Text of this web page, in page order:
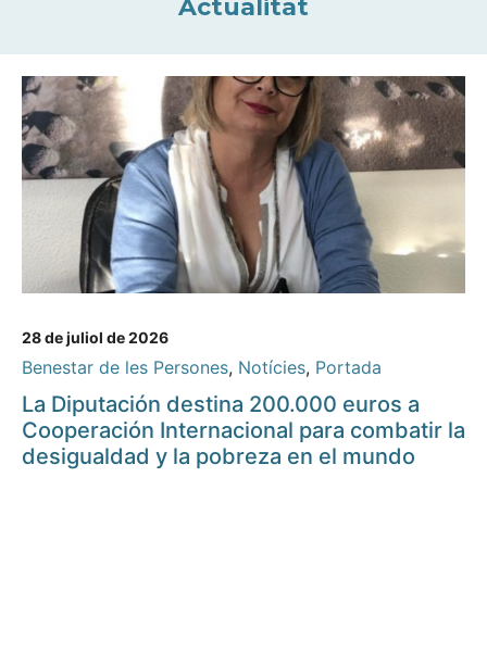
Actualitat
28 de juliol de 2026
Benestar de les Persones, Notícies, Portada
La Diputación destina 200.000 euros a
Cooperación Internacional para combatir la
desigualdad y la pobreza en el mundo